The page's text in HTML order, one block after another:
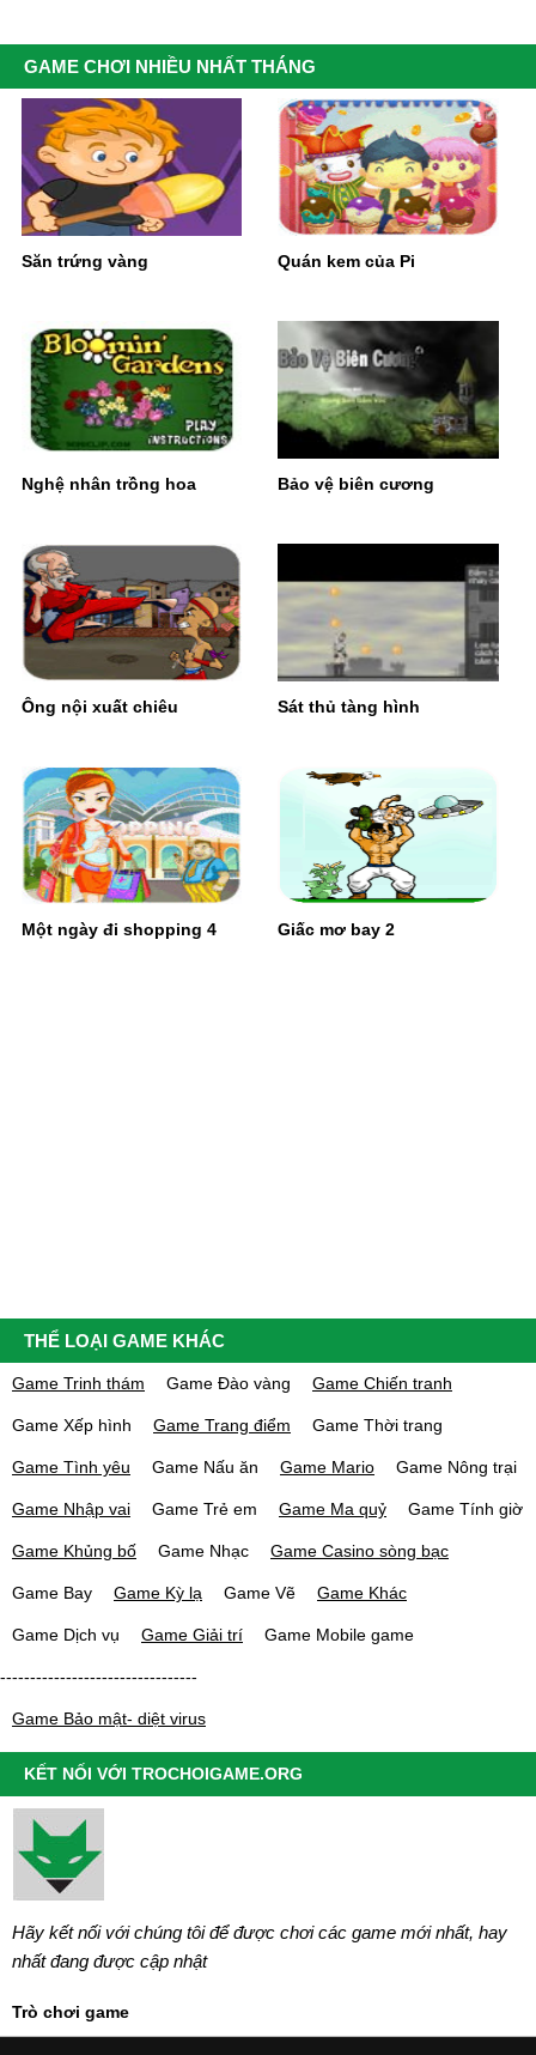
GAME CHƠI NHIỀU NHẤT THÁNG
Săn trứng vàng Quán kem của Pi
Nghệ nhân trồng hoa Bảo vệ biên cương
Ông nội xuất chiêu Sát thủ tàng hình
Một ngày đi shopping 4 Giấc mơ bay 2
THỂ LOẠI GAME KHÁC
Game Trinh thám Game Đào vàng Game Chiến tranh
Game Xếp hình Game Trang điểm Game Thời trang
Game Tình yêu Game Nấu ăn Game Mario Game Nông trại
Game Nhập vai Game Trẻ em Game Ma quỷ Game Tính giờ
Game Khủng bố Game Nhạc Game Casino sòng bạc
Game Bay Game Kỳ lạ Game Vẽ Game Khác
Game Dịch vụ Game Giải trí Game Mobile game
---------------------------------
Game Bảo mật- diệt virus
KẾT NỐI VỚI TROCHOIGAME.ORG
Hãy kết nối với chúng tôi để được chơi các game mới nhất, hay
nhất đang được cập nhật
Trò chơi game